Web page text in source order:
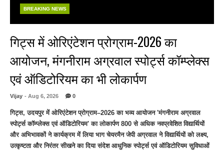
BREAKING NEWS
गिट्स में ओरिएंटेशन प्रोग्राम-2026 का
आयोजन, मंगनीराम अग्रवाल स्पोर्ट्स कॉम्प्लेक्स
एवं ऑडिटोरियम का भी लोकार्पण
Vijay - Aug 6, 2026 0
गिट्स, उदयपुर में ओरिएंटेशन प्रोग्राम–2026 का भव्य आयोजन 'मंगनीराम अग्रवाल
स्पोर्ट्स कॉम्प्लेक्स एवं ऑडिटोरियम' का लोकार्पण 800 से अधिक नवप्रवेशित विद्यार्थियों
और अभिभावकों ने कार्यक्रम में लिया भाग चेयरमैन जेपी अग्रवाल ने विद्यार्थियों को लक्ष्य,
उत्कृष्टता और निरंतर सीखने का दिया संदेश आधुनिक स्पोर्ट्स एवं ऑडिटोरियम सुविधाओं